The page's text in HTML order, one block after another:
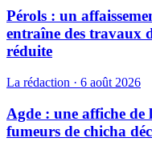
Pérols : un
entraîne des travaux
réduite
La rédaction · 6 août 2026
Agde : une affiche
fumeurs de chicha